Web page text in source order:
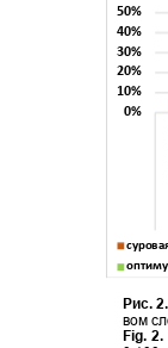
50%
40%
30%
20%
10%
0%
Рис. 2.
вом
Fig. 2.